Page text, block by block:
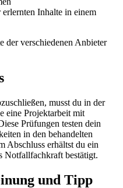
Inhalte in einem
der verschiedenen Anbieter
musst du in der
eine Projektarbeit mit
Prüfungen testen dein
in den behandelten
Abschluss erhältst du ein
Notfallfachkraft bestätigt.
und Tipp